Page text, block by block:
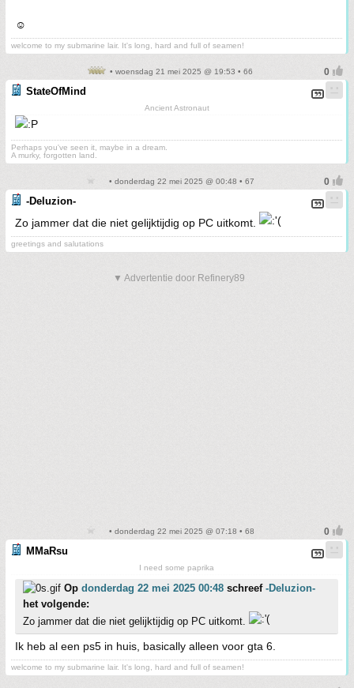
☺️
welcome to my submarine lair. It's long, hard and full of seamen!
• woensdag 21 mei 2025 @ 19:53 • 66
StateOfMind
Ancient Astronaut
Perhaps you've seen it, maybe in a dream.
A murky, forgotten land.
• donderdag 22 mei 2025 @ 00:48 • 67
-Deluzion-
Zo jammer dat die niet gelijktijdig op PC uitkomt.
greetings and salutations
▼ Advertentie door Refinery89
• donderdag 22 mei 2025 @ 07:18 • 68
MMaRsu
I need some paprika
Op donderdag 22 mei 2025 00:48 schreef -Deluzion-
het volgende:
Zo jammer dat die niet gelijktijdig op PC uitkomt.
Ik heb al een ps5 in huis, basically alleen voor gta 6.
welcome to my submarine lair. It's long, hard and full of seamen!